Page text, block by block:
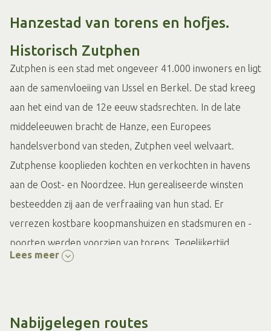
Hanzestad van torens en hofjes.
Historisch Zutphen
Zutphen is een stad met ongeveer 41.000 inwoners en ligt
aan de samenvloeiing van IJssel en Berkel. De stad kreeg
aan het eind van de 12e eeuw stadsrechten. In de late
middeleeuwen bracht de Hanze, een Europees
handelsverbond van steden, Zutphen veel welvaart.
Zutphense kooplieden kochten en verkochten in havens
aan de Oost- en Noordzee. Hun gerealiseerde winsten
besteedden zij aan de verfraaiing van hun stad. Er
verrezen kostbare koopmanshuizen en stadsmuren en -
poorten werden voorzien van torens. Tegelijkertijd
werden tal van kerken en kloosters gebouwd. De stad
Lees meer
Nabijgelegen routes